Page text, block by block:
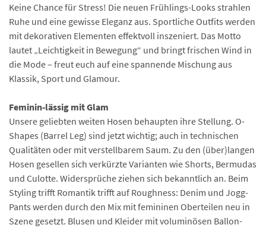
Keine Chance für Stress! Die neuen Frühlings-Looks strahlen
Ruhe und eine gewisse Eleganz aus. Sportliche Outfits werden
mit dekorativen Elementen effektvoll inszeniert. Das Motto
lautet „Leichtigkeit in Bewegung“ und bringt frischen Wind in
die Mode – freut euch auf eine spannende Mischung aus
Klassik, Sport und Glamour.
Feminin-lässig mit Glam
Unsere geliebten weiten Hosen behaupten ihre Stellung. O-
Shapes (Barrel Leg) sind jetzt wichtig; auch in technischen
Qualitäten oder mit verstellbarem Saum. Zu den (über)langen
Hosen gesellen sich verkürzte Varianten wie Shorts, Bermudas
und Culotte. Widersprüche ziehen sich bekanntlich an. Beim
Styling trifft Romantik trifft auf Roughness: Denim und Jogg-
Pants werden durch den Mix mit femininen Oberteilen neu in
Szene gesetzt. Blusen und Kleider mit voluminösen Ballon-